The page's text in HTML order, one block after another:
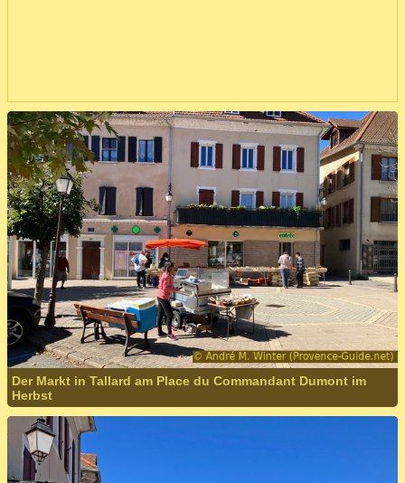
Der Markt in Tallard am Place du Commandant Dumont im
Herbst